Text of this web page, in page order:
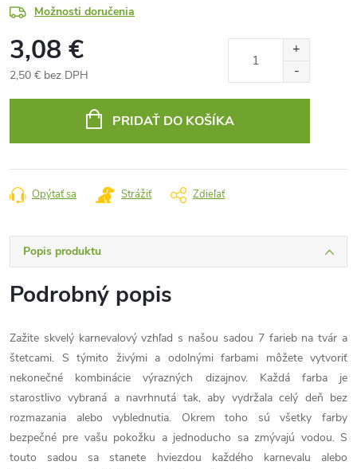
Možnosti doručenia
3,08 €
2,50 € bez DPH
PRIDAŤ DO KOŠÍKA
Opýtať sa Strážiť Zdieľať
Popis produktu
Podrobný popis
Zažite skvelý karnevalový vzhľad s našou sadou 7 farieb na tvár a
štetcami. S týmito živými a odolnými farbami môžete vytvoriť
nekonečné kombinácie výrazných dizajnov. Každá farba je
starostlivo vybraná a navrhnutá tak, aby vydržala celý deň bez
rozmazania alebo vyblednutia. Okrem toho sú všetky farby
bezpečné pre vašu pokožku a jednoducho sa zmývajú vodou. S
touto sadou sa stanete hviezdou každého karnevalu alebo